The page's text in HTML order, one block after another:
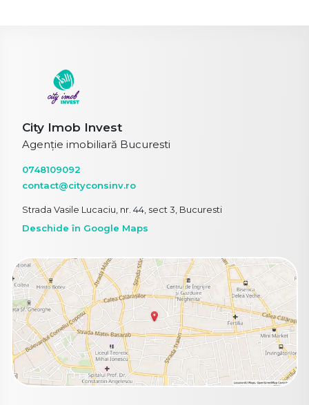
City Imob Invest
Agenție imobiliară Bucuresti
0748109092
contact@cityconsinv.ro
Strada Vasile Lucaciu, nr. 44, sect 3, Bucuresti
Deschide în Google Maps